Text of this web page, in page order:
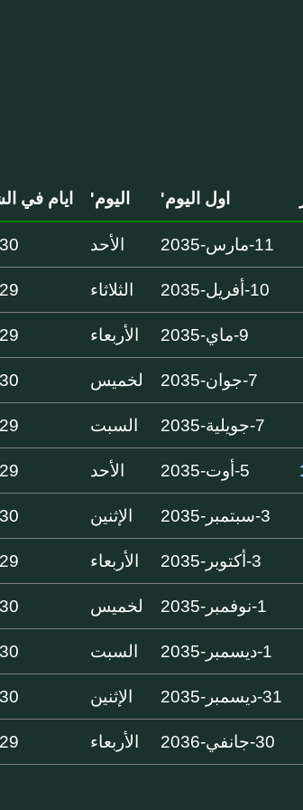
اول اليوم' اليوم' ايام في
11-مارس-2035 الأحد 30
10-أفريل-2035 الثلاثاء 29
9-ماي-2035 الأربعاء 29
7-جوان-2035 لخميس 30
7-جويلية-2035 السبت 29
5-أوت-2035 الأحد 29
3-سبتمبر-2035 الإثنين 30
3-أكتوبر-2035 الأربعاء 29
1-نوفمبر-2035 لخميس 30
1-ديسمبر-2035 السبت 30
31-ديسمبر-2035 الإثنين 30
30-جانفي-2036 الأربعاء 29